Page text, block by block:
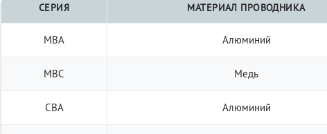
СЕРИЯ МАТЕРИАЛ ПРОВОДНИКА
МВА Алюминий
МВС Медь
СВА Алюминий